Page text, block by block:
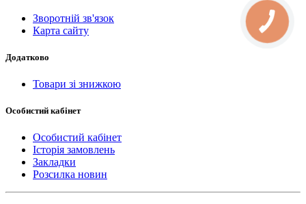
Зворотній зв'язок
Карта сайту
Додатково
Товари зі знижкою
Особистий кабінет
Особистий кабінет
Історія замовлень
Закладки
Розсилка новин
КНОПКА
СВЯЗИ